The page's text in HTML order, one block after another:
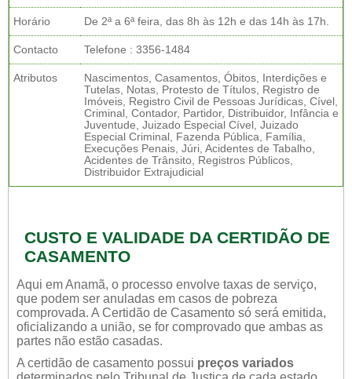
Horário De 2ª a 6ª feira, das 8h às 12h e das 14h às 17h.
Contacto Telefone : 3356-1484
Atributos
Nascimentos, Casamentos, Óbitos, Interdições e
Tutelas, Notas, Protesto de Títulos, Registro de
Imóveis, Registro Civil de Pessoas Jurídicas, Cível,
Criminal, Contador, Partidor, Distribuidor, Infância e
Juventude, Juizado Especial Cível, Juizado
Especial Criminal, Fazenda Pública, Família,
Execuções Penais, Júri, Acidentes de Tabalho,
Acidentes de Trânsito, Registros Públicos,
Distribuidor Extrajudicial
CUSTO E VALIDADE DA CERTIDÃO DE
CASAMENTO
Aqui em Anamã, o processo envolve taxas de serviço,
que podem ser anuladas em casos de pobreza
comprovada. A Certidão de Casamento só será emitida,
oficializando a união, se for comprovado que ambas as
partes não estão casadas.
A certidão de casamento possui preços variados